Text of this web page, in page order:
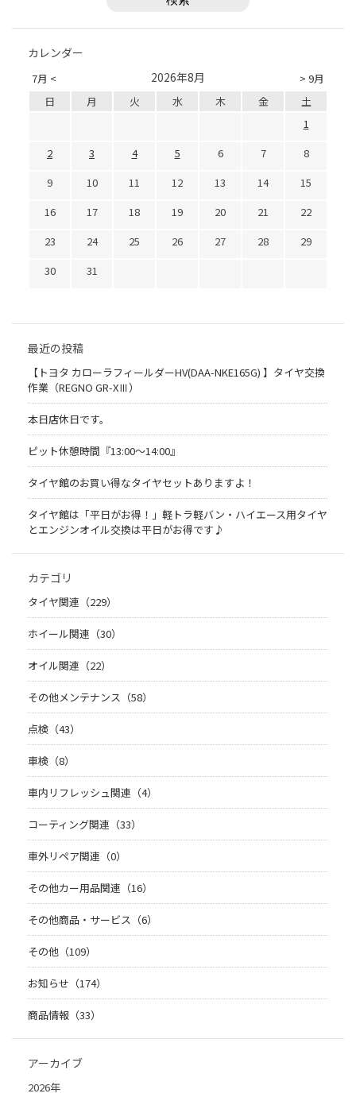
カレンダー
7月 < > 9月
2026年8月
日 月 火 水 木 金
土
1
2
3 4 5 6 7
8
9
10 11 12 13 14
15
16
17 18 19 20 21
22
23
24 25 26 27 28
29
30
31
最近の投稿
【トヨタ カローラフィールダーHV(DAA-NKE165G) 】タイヤ交換
作業（REGNO GR-XⅢ）
本日店休日です。
ピット休憩時間『13:00～14:00』
タイヤ館のお買い得なタイヤセットありますよ！
タイヤ館は「平日がお得！」軽トラ軽バン・ハイエース用タイヤ
とエンジンオイル交換は平日がお得です♪
カテゴリ
タイヤ関連（229）
ホイール関連（30）
オイル関連（22）
その他メンテナンス（58）
点検（43）
車検（8）
車内リフレッシュ関連（4）
コーティング関連（33）
車外リペア関連（0）
その他カー用品関連（16）
その他商品・サービス（6）
その他（109）
お知らせ（174）
商品情報（33）
アーカイブ
2026年